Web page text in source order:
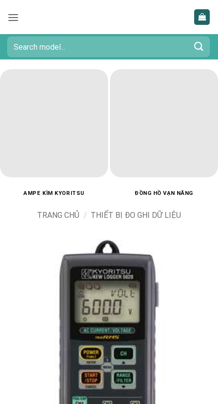
qua
dung
Tìm
kiếm:
AMPE KÌM KYORITSU ĐỒNG HỒ VẠN NĂNG
TRANG CHỦ / THIẾT BỊ ĐO GHI DỮ LIỆU